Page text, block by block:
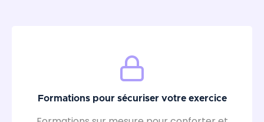
Formations pour sécuriser votre exercice